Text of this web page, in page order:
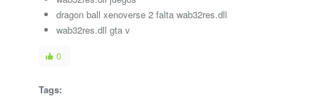
dragon ball xenoverse 2 falta wab32res.dll
wab32res.dll gta v
0
Tags: